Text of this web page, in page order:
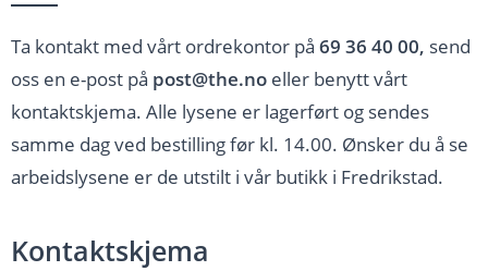
Ta kontakt med vårt ordrekontor på 69 36 40 00, send
oss en e-post på post@the.no eller benytt vårt
kontaktskjema. Alle lysene er lagerført og sendes
samme dag ved bestilling før kl. 14.00. Ønsker du å se
arbeidslysene er de utstilt i vår butikk i Fredrikstad.
Kontaktskjema